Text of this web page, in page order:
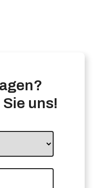
uns!